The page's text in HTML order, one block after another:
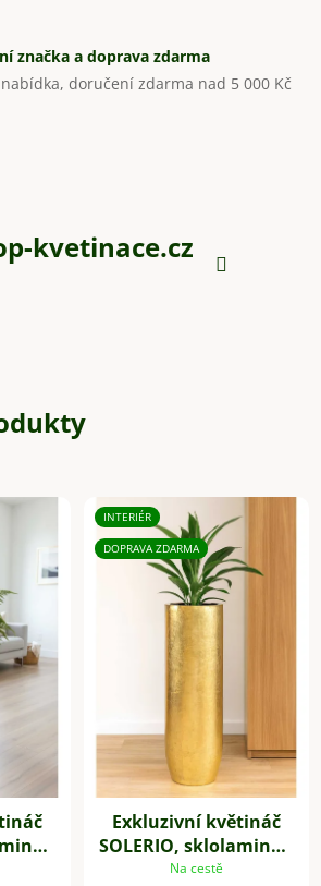
značka a doprava zdarma
doručení zdarma nad 5 000 Kč
kvetinace.cz
lesk
INTERIÉR
DOPRAVA ZDARMA
Exkluzivní květináč
SOLERIO, sklolaminát,
výška 100 cm, zlatý
Na cestě